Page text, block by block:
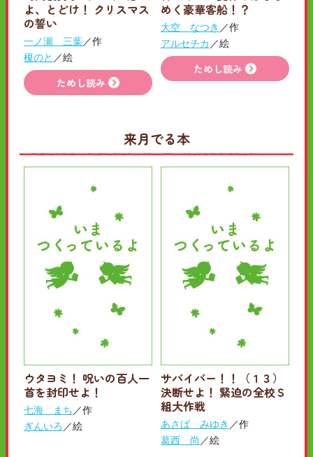
よ、とどけ！ クリスマス
の誓い
一ノ瀬 三葉／作
榎のと ／絵
ためし読み
めく豪華客船！？
大空 なつき ／作
アルセチカ ／絵
ためし読み
来月でる本
ウタヨミ！ 呪いの百人一
首を封印せよ！
七海 まち ／作
ぎんいろ ／絵
サバイバー！！（１３）
決断せよ！ 緊迫の全校Ｓ
組大作戦
あさば みゆき ／作
葛西 尚 ／絵